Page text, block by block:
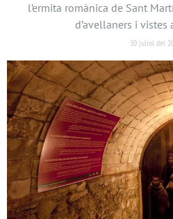
l’ermita romànica de Sant
d’avellaners i vistes
30 juliol del